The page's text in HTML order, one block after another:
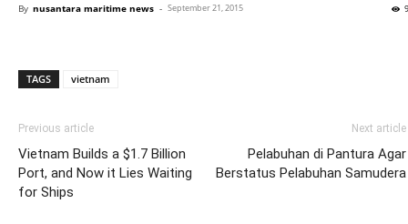
By nusantara maritime news - September 21, 2015
TAGS vietnam
Previous article
Vietnam Builds a $1.7 Billion
Port, and Now it Lies Waiting
for Ships
Next article
Pelabuhan di Pantura Agar
Berstatus Pelabuhan Samudera